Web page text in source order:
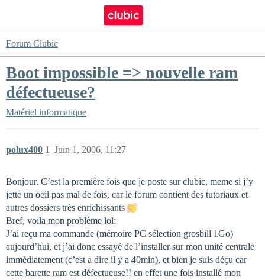
Forum Clubic
Boot impossible => nouvelle ram
défectueuse?
Matériel informatique
polux400 Juin 1, 2006, 11:27
1
Bonjour. C’est la première fois que je poste sur clubic, meme si j’y
jette un oeil pas mal de fois, car le forum contient des tutoriaux et
autres dossiers très enrichissants
Bref, voila mon problème lol:
J’ai reçu ma commande (mémoire PC sélection grosbill 1Go)
aujourd’hui, et j’ai donc essayé de l’installer sur mon unité centrale
immédiatement (c’est a dire il y a 40min), et bien je suis déçu car
cette barette ram est défectueuse!! en effet une fois installé mon